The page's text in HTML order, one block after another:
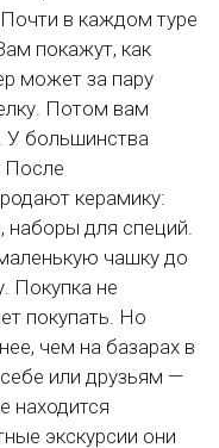
в каждом туре
покажут, как
может за пару
Потом вам
У большинства
После
керамику:
наборы для специй.
чашку до
Покупка не
покупать. Но
чем на базарах в
или друзьям —
находится
экскурсии они